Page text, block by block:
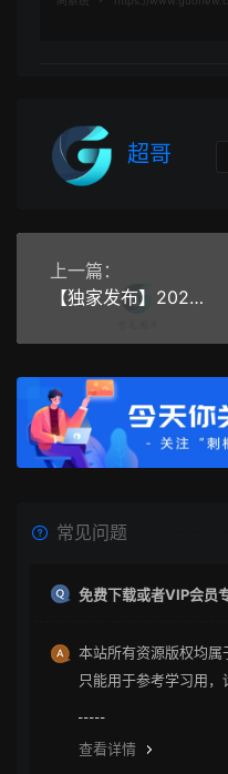
超哥
上一篇：
【独家发布】2021年最新火麒麟打赏完整源码/打赏系统/超越冠军/诺诺/多级防封/多支付接口切换/带包天月/多套模板
常见问题
免费下载或者VIP会员
本站所有资源版权均
只能用于参考学习用
查看详情